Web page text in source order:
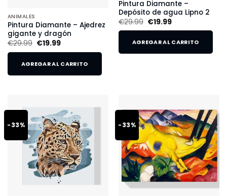
ANIMALES
Pintura Diamante – Ajedrez
gigante y dragón
€29.99 €19.99
AGREGAR AL CARRITO
Pintura Diamante –
Depósito de agua Lipno 2
€29.99 €19.99
AGREGAR AL CARRITO
-33% -33%